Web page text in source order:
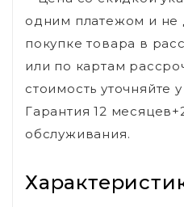
одним платежом и не
покупке товара в
или по картам
стоимость уточняйте
Гарантия 12
обслуживания.